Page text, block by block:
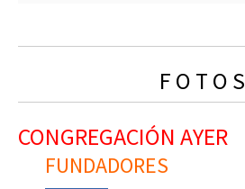
F O T O S
CONGREGACIÓN AYER
FUNDADORES